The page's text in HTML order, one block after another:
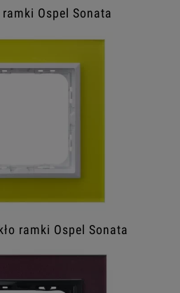
ramki Ospel Sonata
ramki Ospel Sonata